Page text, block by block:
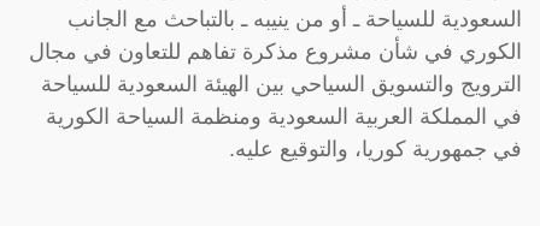
السعودية للسياحة ـ أو من ينيبه ـ بالتباحث مع الجانب
الكوري في شأن مشروع مذكرة تفاهم للتعاون في مجال
الترويج والتسويق السياحي بين الهيئة السعودية للسياحة
في المملكة العربية السعودية ومنظمة السياحة الكورية
في جمهورية كوريا، والتوقيع عليه.